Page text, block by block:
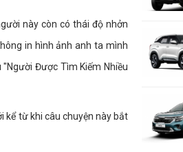
này còn có thái độ nhởn
in hình ảnh anh ta mình
Được Tìm Kiếm Nhiều
kể từ khi câu chuyện này bắt